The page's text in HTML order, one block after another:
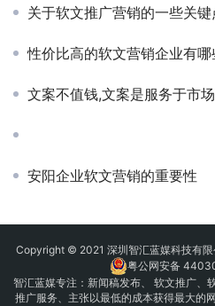
关于软文推广营销的一些关
性价比高的软文营销企业有哪
文案不值钱,文案是服务于市
安阳企业软文营销的重要性
Copyright © 2021 深圳智汇蓝媒科技有限
粤公网安备
智汇蓝媒专注： 新闻稿发布、 软文推广、
推广服务、主张以最低的成本获得最大